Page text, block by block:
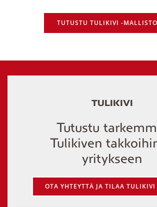
TUTUSTU TULIKIVI -
TULIKIVI
Tutustu
Tulikiven
yritykseen
OTA YHTEYTTÄ JA TILAA TULIKIVI